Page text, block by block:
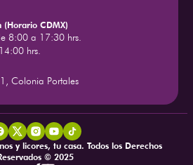
(Horario CDMX)
8:00 a 17:30 hrs.
hrs.
Colonia Portales
y licores, tu casa. Todos los Derechos
© 2025